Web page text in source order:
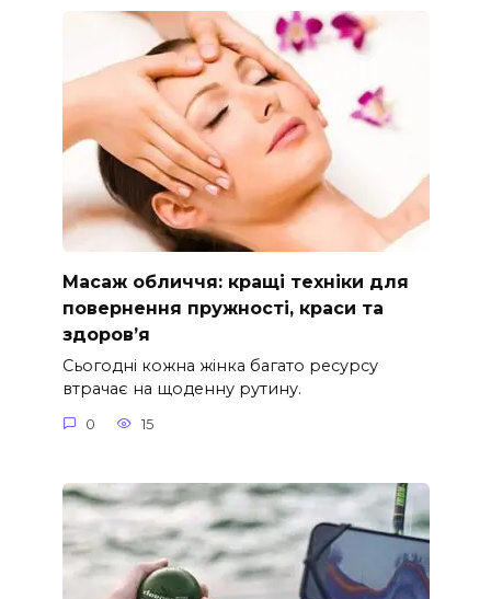
Масаж обличчя: кращі техніки для
повернення пружності, краси та
здоров’я
Сьогодні кожна жінка багато ресурсу
втрачає на щоденну рутину.
0 15